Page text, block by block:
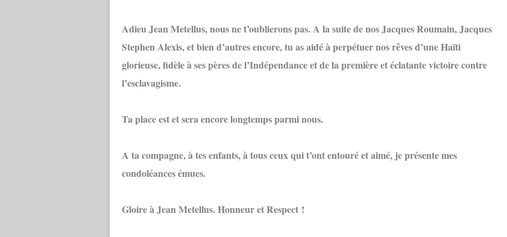
Adieu Jean Metellus, nous ne t’oublierons pas. A la suite de nos Jacques Roumain, Jacques
Stephen Alexis, et bien d’autres encore, tu as aidé à perpétuer nos rêves d’une Haïti
glorieuse, fidèle à ses pères de l’Indépendance et de la première et éclatante victoire contre
l’esclavagisme.
Ta place est et sera encore longtemps parmi nous.
A ta compagne, à tes enfants, à tous ceux qui t’ont entouré et aimé, je présente mes
condoléances émues.
Gloire à Jean Metellus. Honneur et Respect !